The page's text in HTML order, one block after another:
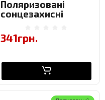
Поляризовані
сонцезахисні
9193-C7
341грн.